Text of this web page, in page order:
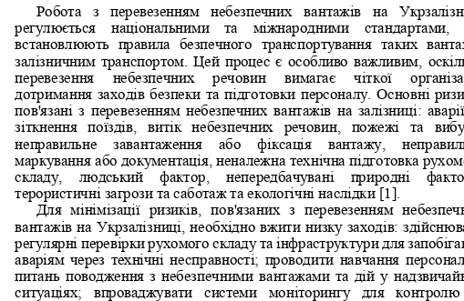
Робота  з  перевезенням  небезпечних  вантажів  на
регулюється  національними  та  міжнародними  стандартами,
встановлюють  правила  безпечного  транспортування  таких
залізничним транспортом. Цей процес є особливо важливим,
перевезення   небезпечних   речовин   вимагає   чіткої
дотримання заходів безпеки та підготовки персоналу. Основні
пов'язані з перевезенням небезпечних вантажів  на залізниці:
зіткнення  поїздів,  витік  небезпечних  речовин,  пожежі  та
неправильне   завантаження  або  фіксація   вантажу,
маркування або документація, неналежна технічна підготовка
складу,   людський   фактор,   непередбачувані   природні
терористичні загрози та саботаж та екологічні наслідки [1].
Для  мінімізації  ризиків,  пов'язаних  з  перевезенням
вантажів на Укрзалізниці, необхідно вжити низку заходів:
регулярні перевірки рухомого складу та інфраструктури для
аваріям через технічні несправності; проводити навчання
питань поводження з небезпечними вантажами та дій у
ситуаціях;  впроваджувати  системи  моніторингу  для  контролю